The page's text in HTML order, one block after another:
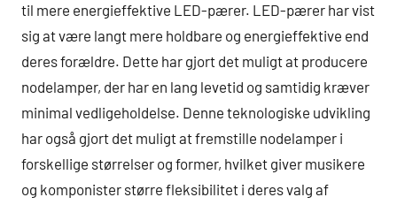
til mere energieffektive LED-pærer. LED-pærer har vist
sig at være langt mere holdbare og energieffektive end
deres forældre. Dette har gjort det muligt at producere
nodelamper, der har en lang levetid og samtidig kræver
minimal vedligeholdelse. Denne teknologiske udvikling
har også gjort det muligt at fremstille nodelamper i
forskellige størrelser og former, hvilket giver musikere
og komponister større fleksibilitet i deres valg af